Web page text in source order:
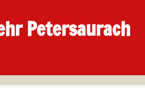
Petersaurach